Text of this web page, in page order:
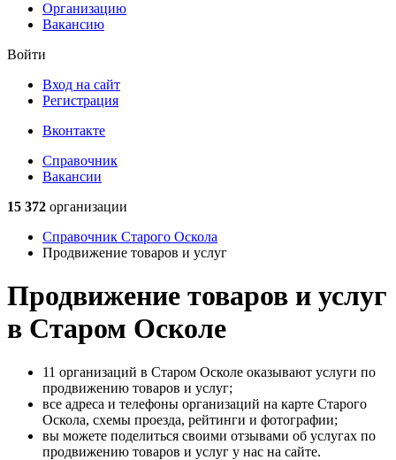
Организацию
Вакансию
Войти
Вход на сайт
Регистрация
Вконтакте
Справочник
Вакансии
15 372 организации
Справочник Старого Оскола
Продвижение товаров и услуг
Продвижение товаров и услуг
в Старом Осколе
11 организаций в Старом Осколе оказывают услуги по
продвижению товаров и услуг;
все адреса и телефоны организаций на карте Старого
Оскола, схемы проезда, рейтинги и фотографии;
вы можете поделиться своими отзывами об услугах по
продвижению товаров и услуг у нас на сайте.